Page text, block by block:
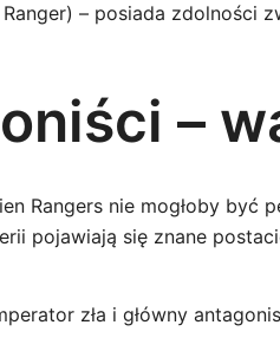
– posiada zdolności
–
Rangers nie mogłoby być
pojawiają się znane
zła i główny